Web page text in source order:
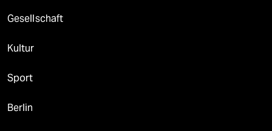
Gesellschaft
Kultur
Sport
Berlin